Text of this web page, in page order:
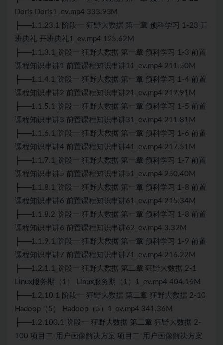
Doris Doris1_ev.mp4 333.93M
├──1.1.23.1 阶段一 狂野大数据 第一章 预科学习 1-23 开
班典礼 开班典礼1_ev.mp4 125.62M
├──1.1.3.1 阶段一 狂野大数据 第一章 预科学习 1-3 前置
课程知识串讲1 前置课程知识串讲11_ev.mp4 211.50M
├──1.1.4.1 阶段一 狂野大数据 第一章 预科学习 1-4 前置
课程知识串讲2 前置课程知识串讲21_ev.mp4 217.91M
├──1.1.5.1 阶段一 狂野大数据 第一章 预科学习 1-5 前置
课程知识串讲3 前置课程知识串讲31_ev.mp4 211.81M
├──1.1.6.1 阶段一 狂野大数据 第一章 预科学习 1-6 前置
课程知识串讲4 前置课程知识串讲41_ev.mp4 217.51M
├──1.1.7.1 阶段一 狂野大数据 第一章 预科学习 1-7 前置
课程知识串讲5 前置课程知识串讲51_ev.mp4 250.40M
├──1.1.8.1 阶段一 狂野大数据 第一章 预科学习 1-8 前置
课程知识串讲6 前置课程知识串讲61_ev.mp4 215.34M
├──1.1.8.2 阶段一 狂野大数据 第一章 预科学习 1-8 前置
课程知识串讲6 前置课程知识串讲62_ev.mp4 3.32M
├──1.1.9.1 阶段一 狂野大数据 第一章 预科学习 1-9 前置
课程知识串讲7 前置课程知识串讲71_ev.mp4 216.22M
├──1.2.1.1 阶段一 狂野大数据 第二章 狂野大数据 2-1
Linux服务期（1） Linux服务期（1）1_ev.mp4 404.16M
├──1.2.10.1 阶段一 狂野大数据 第二章 狂野大数据 2-10
Hadoop（5） Hadoop（5）1_ev.mp4 341.36M
├──1.2.100.1 阶段一 狂野大数据 第二章 狂野大数据 2-
100 项目二-用户画像解决方案 项目二-用户画像解决方案